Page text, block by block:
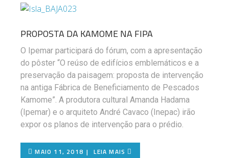
PROPOSTA DA KAMOME NA FIPA
O Ipemar participará do fórum, com a apresentação
do pôster “O reúso de edifícios emblemáticos e a
preservação da paisagem: proposta de intervenção
na antiga Fábrica de Beneficiamento de Pescados
Kamome”. A produtora cultural Amanda Hadama
(Ipemar) e o arquiteto André Cavaco (Inepac) irão
expor os planos de intervenção para o prédio.
MAIO 11, 2018 LEIA MAIS